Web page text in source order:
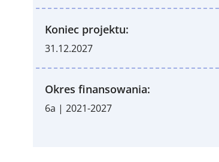
Koniec projektu:
31.12.2027
Okres finansowania:
6a | 2021-2027